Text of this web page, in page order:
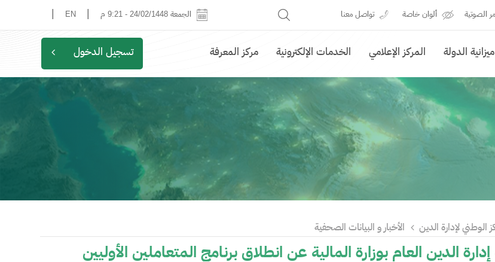
الصوتية ألوان خاصة تواصل معنا EN الجمعة 24/02/1448 - 9:21 م
ميزانية الدولة المركز الإعلامي الخدمات الإلكترونية مركز المعرفة تسجيل الدخول
الوطني لإدارة الدين الأخبار و البيانات الصحفية
الدين العام بوزارة المالية عن انطلاق برنامج المتعاملين الأوليين